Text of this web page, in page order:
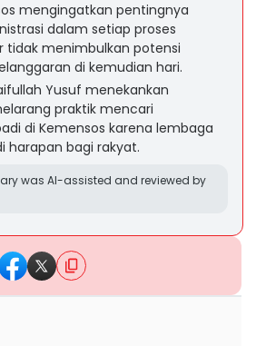
mengingatkan pentingnya
dalam setiap proses
tidak menimbulkan potensi
di kemudian hari.
Yusuf menekankan
praktik mencari
di Kemensos karena lembaga
harapan bagi rakyat.
was AI-assisted and reviewed by